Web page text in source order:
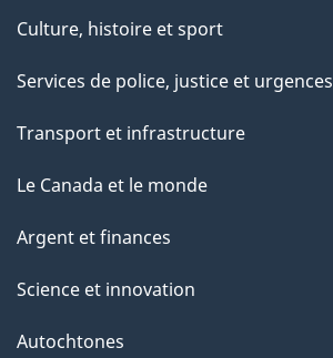
Culture, histoire et sport
Services de police, justice et urgences
Transport et infrastructure
Le Canada et le monde
Argent et finances
Science et innovation
Autochtones